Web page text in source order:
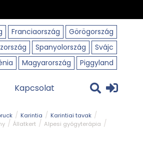
Franciaország
Görögország
Spanyolország
Svájc
Magyarország Piggyland
Kapcsolat
Karintia
Karintiai tavak
Állatkert
Alpesi gyógyterápia